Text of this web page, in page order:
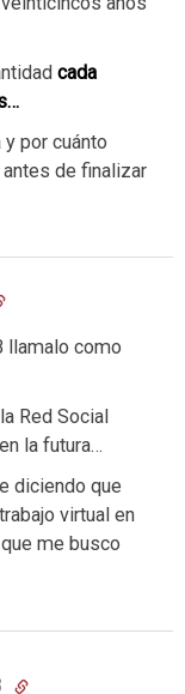
cada
por cuánto
de finalizar
llamalo como
Red Social
la futura…
diciendo que
virtual en
me busco